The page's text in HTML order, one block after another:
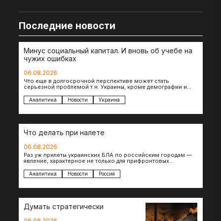
Последние новости
Минус социальный капитал. И вновь об учебе на
чужих ошибках
06.08.2026
Что еще в долгосрочной перспективе может стать
серьезной проблемой т.н. Украины, кроме демографии и
которых будет…
Аналитика Новости Украина
Что делать при налете
06.08.2026
Раз уж прилеты украинских БЛА по российским городам —
явление, характерное не только для прифронтовых
Аналитика Новости Россия
Думать стратегически